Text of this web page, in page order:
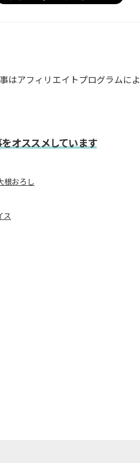
はアフィリエイトプログラムに
オススメしています
根おろし
ス